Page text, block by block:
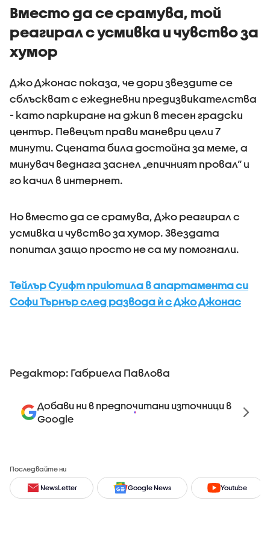
Вместо да се срамува, той
реагирал с усмивка и чувство за
хумор
Джо Джонас показа, че дори звездите се
сблъскват с ежедневни предизвикателства
- като паркиране на джип в тесен градски
център. Певецът прави маневри цели 7
минути. Сцената била достойна за меме, а
минувач веднага заснел „епичният провал“ и
го качил в интернет.
Но вместо да се срамува, Джо реагирал с
усмивка и чувство за хумор. Звездата
попитал защо просто не са му помогнали.
Тейлър Суифт приютила в апартамента си
Софи Търнър след развода ѝ с Джо Джонас
Редактор: Габриела Павлова
Добави ни в предпочитани източници в
Google
Последвайте ни
NewsLetter Google News Youtube